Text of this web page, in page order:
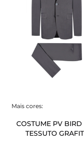
Mais cores:
COSTUME PV BIRD
TESSUTO